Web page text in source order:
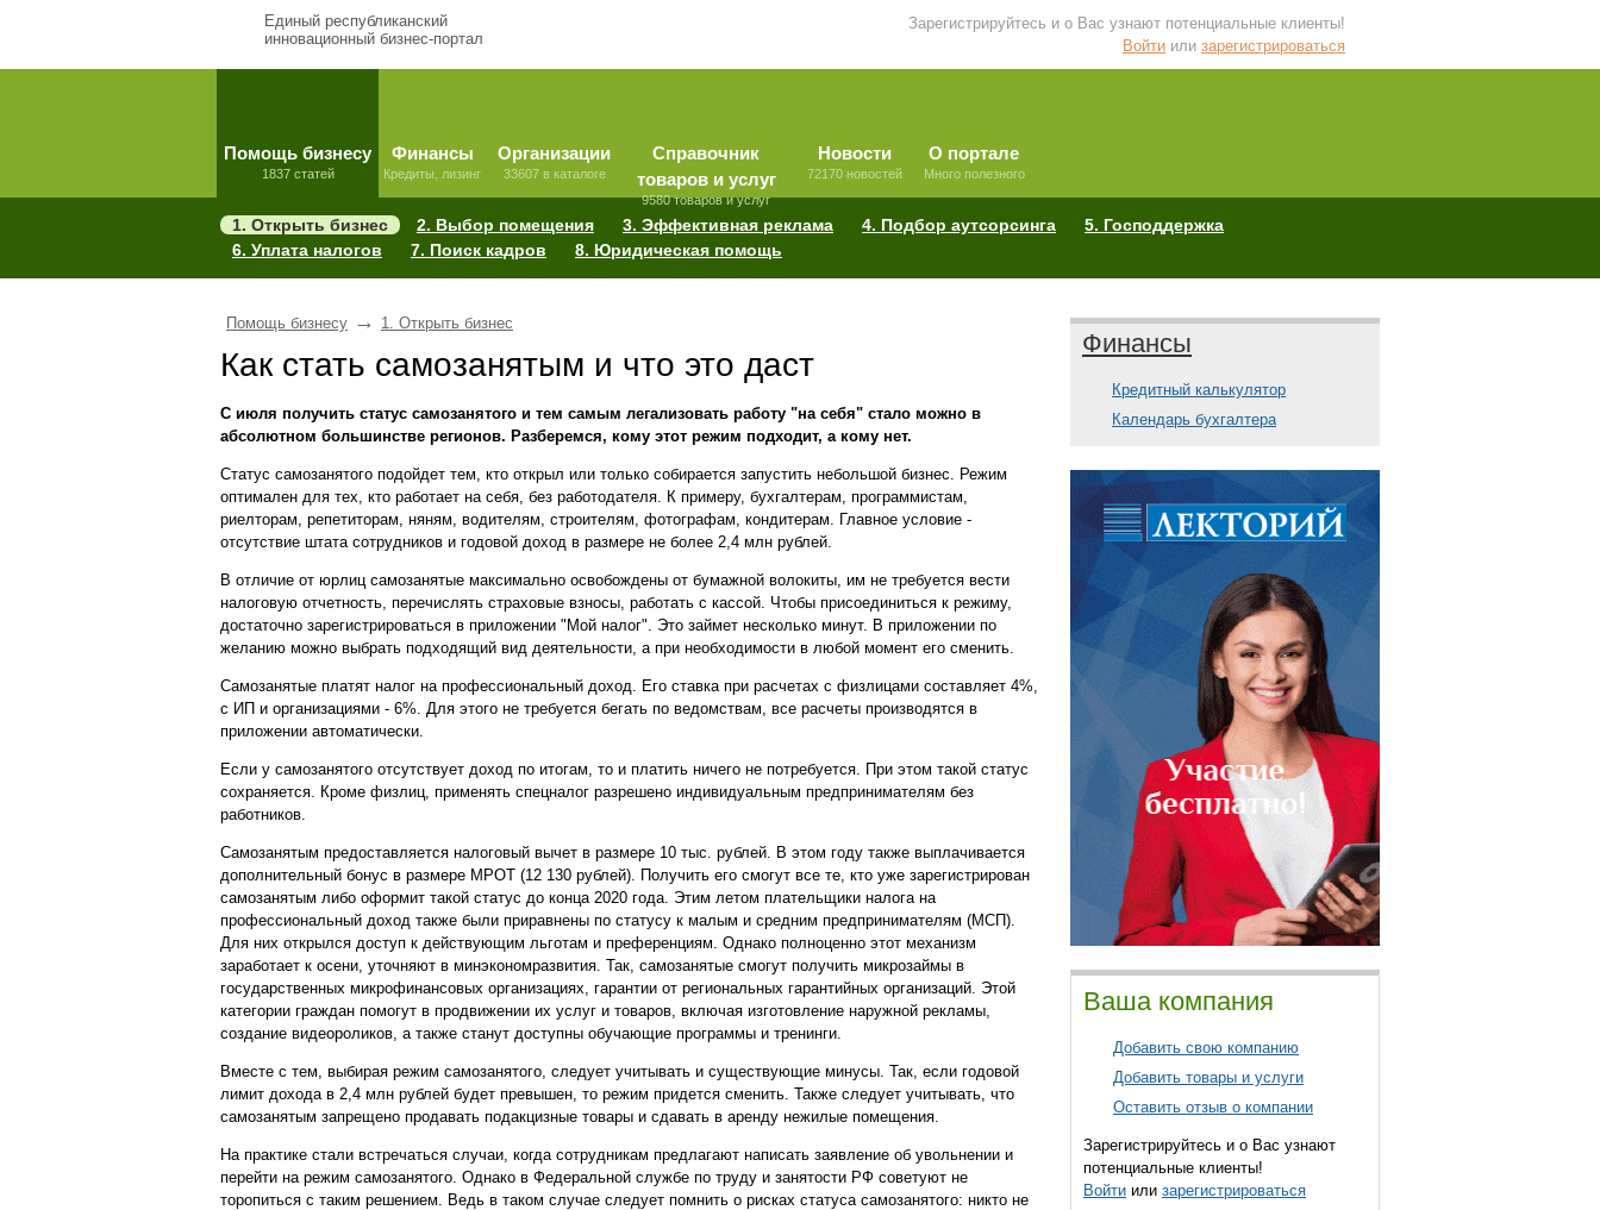
Единый республиканский
инновационный бизнес-портал
Зарегистрируйтесь и о Вас узнают потенциальные клиенты!
Войти или зарегистрироваться
Помощь бизнесу
1837 статей
Финансы
Кредиты, лизинг
Организации
33607 в каталоге
Справочник
товаров и услуг
9580 товаров и услуг
Новости
72170 новостей
О портале
Много полезного
1. Открыть бизнес 2. Выбор помещения 3. Эффективная реклама 4. Подбор аутсорсинга
5. Господдержка
6. Уплата налогов
7. Поиск кадров 8. Юридическая помощь
Помощь бизнесу → 1. Открыть бизнес
Как стать самозанятым и что это даст
С июля получить статус самозанятого и тем самым легализовать работу "на себя" стало можно в
абсолютном большинстве регионов. Разберемся, кому этот режим подходит, а кому нет.
Статус самозанятого подойдет тем, кто открыл или только собирается запустить небольшой бизнес. Режим
оптимален для тех, кто работает на себя, без работодателя. К примеру, бухгалтерам, программистам,
риелторам, репетиторам, няням, водителям, строителям, фотографам, кондитерам. Главное условие -
отсутствие штата сотрудников и годовой доход в размере не более 2,4 млн рублей.
В отличие от юрлиц самозанятые максимально освобождены от бумажной волокиты, им не требуется вести
налоговую отчетность, перечислять страховые взносы, работать с кассой. Чтобы присоединиться к режиму,
достаточно зарегистрироваться в приложении "Мой налог". Это займет несколько минут. В приложении по
желанию можно выбрать подходящий вид деятельности, а при необходимости в любой момент его сменить.
Самозанятые платят налог на профессиональный доход. Его ставка при расчетах с физлицами составляет 4%,
с ИП и организациями - 6%. Для этого не требуется бегать по ведомствам, все расчеты производятся в
приложении автоматически.
Если у самозанятого отсутствует доход по итогам, то и платить ничего не потребуется. При этом такой статус
сохраняется. Кроме физлиц, применять спецналог разрешено индивидуальным предпринимателям без
работников.
Самозанятым предоставляется налоговый вычет в размере 10 тыс. рублей. В этом году также выплачивается
дополнительный бонус в размере МРОТ (12 130 рублей). Получить его смогут все те, кто уже зарегистрирован
самозанятым либо оформит такой статус до конца 2020 года. Этим летом плательщики налога на
профессиональный доход также были приравнены по статусу к малым и средним предпринимателям (МСП).
Для них открылся доступ к действующим льготам и преференциям. Однако полноценно этот механизм
заработает к осени, уточняют в минэкономразвития. Так, самозанятые смогут получить микрозаймы в
государственных микрофинансовых организациях, гарантии от региональных гарантийных организаций. Этой
категории граждан помогут в продвижении их услуг и товаров, включая изготовление наружной рекламы,
создание видеороликов, а также станут доступны обучающие программы и тренинги.
Вместе с тем, выбирая режим самозанятого, следует учитывать и существующие минусы. Так, если годовой
лимит дохода в 2,4 млн рублей будет превышен, то режим придется сменить. Также следует учитывать, что
самозанятым запрещено продавать подакцизные товары и сдавать в аренду нежилые помещения.
На практике стали встречаться случаи, когда сотрудникам предлагают написать заявление об увольнении и
перейти на режим самозанятого. Однако в Федеральной службе по труду и занятости РФ советуют не
торопиться с таким решением. Ведь в таком случае следует помнить о рисках статуса самозанятого: никто не
Финансы
Кредитный калькулятор
Календарь бухгалтера
Ваша компания
Добавить свою компанию
Добавить товары и услуги
Оставить отзыв о компании
Зарегистрируйтесь и о Вас узнают
потенциальные клиенты!
Войти или зарегистрироваться